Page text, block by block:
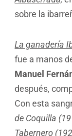
sobre la
La ganadería
fue a manos
Manuel
después,
Con esta
de Coquilla
Tabernero